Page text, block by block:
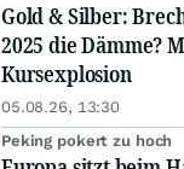
Gold & Silber:
2025 die Dämme?
Kursexplosion
05.08.26, 13:30
Peking pokert zu hoch